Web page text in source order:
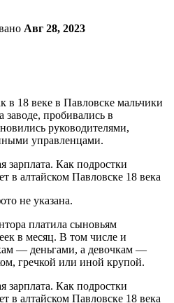
Авг 28, 2023
в 18 веке в Павловске мальчики
заводе, пробивались в
руководителями,
управленцами.
не указана.
платила сыновьям
в месяц. В том числе и
— деньгами, а девочкам —
гречкой или иной крупой.